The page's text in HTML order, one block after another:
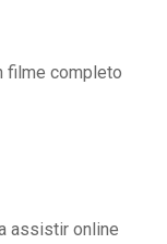
filme completo
assistir online